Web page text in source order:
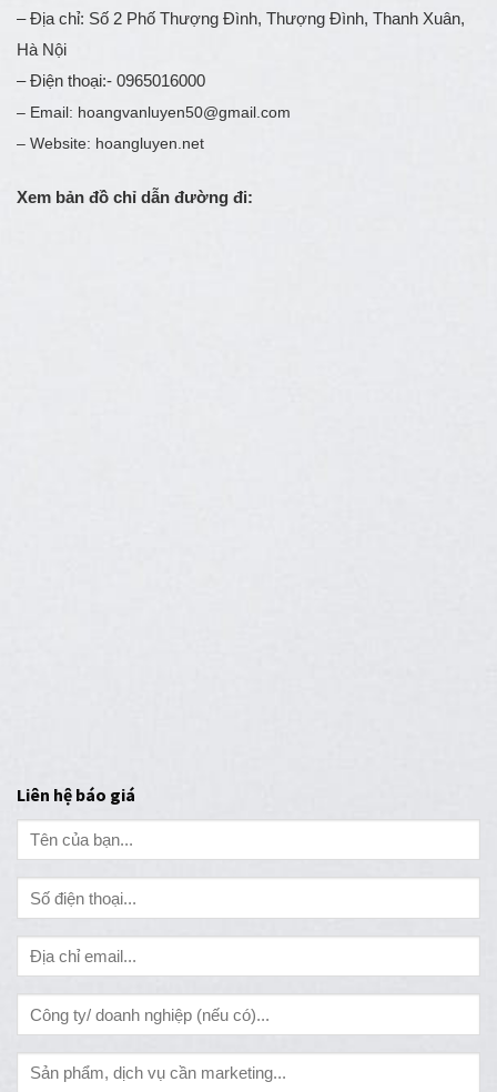
– Địa chỉ: Số 2 Phố Thượng Đình, Thượng Đình, Thanh Xuân,
Hà Nội
– Điện thoại:- 0965016000
– Email: hoangvanluyen50@gmail.com
– Website: hoangluyen.net
Xem bản đồ chỉ dẫn đường đi:
Liên hệ báo giá